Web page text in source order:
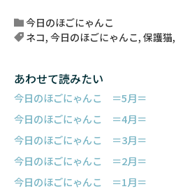
今日のほごにゃんこ
ネコ, 今日のほごにゃんこ, 保護猫,
あわせて読みたい
今日のほごにゃんこ ＝5月＝
今日のほごにゃんこ ＝4月＝
今日のほごにゃんこ ＝3月＝
今日のほごにゃんこ ＝2月＝
今日のほごにゃんこ ＝1月＝